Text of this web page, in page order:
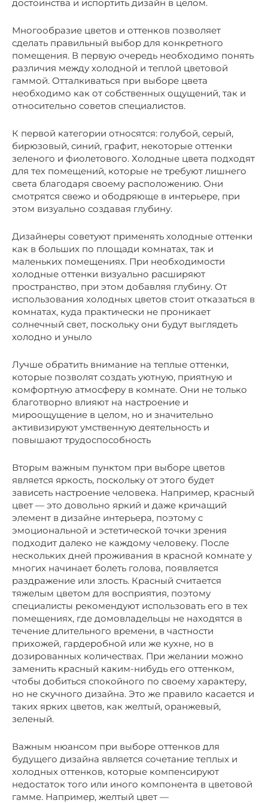
достоинства и испортить дизайн в целом.
Многообразие цветов и оттенков позволяет
сделать правильный выбор для конкретного
помещения. В первую очередь необходимо понять
различия между холодной и теплой цветовой
гаммой. Отталкиваться при выборе цвета
необходимо как от собственных ощущений, так и
относительно советов специалистов.
К первой категории относятся: голубой, серый,
бирюзовый, синий, графит, некоторые оттенки
зеленого и фиолетового. Холодные цвета подходят
для тех помещений, которые не требуют лишнего
света благодаря своему расположению. Они
смотрятся свежо и ободряюще в интерьере, при
этом визуально создавая глубину.
Дизайнеры советуют применять холодные оттенки
как в больших по площади комнатах, так и
маленьких помещениях. При необходимости
холодные оттенки визуально расширяют
пространство, при этом добавляя глубину. От
использования холодных цветов стоит отказаться в
комнатах, куда практически не проникает
солнечный свет, поскольку они будут выглядеть
холодно и уныло
Лучше обратить внимание на теплые оттенки,
которые позволят создать уютную, приятную и
комфортную атмосферу в комнате. Они не только
благотворно влияют на настроение и
мироощущение в целом, но и значительно
активизируют умственную деятельность и
повышают трудоспособность
Вторым важным пунктом при выборе цветов
является яркость, поскольку от этого будет
зависеть настроение человека. Например, красный
цвет — это довольно яркий и даже кричащий
элемент в дизайне интерьера, поэтому с
эмоциональной и эстетической точки зрения
подходит далеко не каждому человеку. После
нескольких дней проживания в красной комнате у
многих начинает болеть голова, появляется
раздражение или злость. Красный считается
тяжелым цветом для восприятия, поэтому
специалисты рекомендуют использовать его в тех
помещениях, где домовладельцы не находятся в
течение длительного времени, в частности
прихожей, гардеробной или же кухне, но в
дозированных количествах. При желании можно
заменить красный каким-нибудь его оттенком,
чтобы добиться спокойного по своему характеру,
но не скучного дизайна. Это же правило касается и
таких ярких цветов, как желтый, оранжевый,
зеленый.
Важным нюансом при выборе оттенков для
будущего дизайна является сочетание теплых и
холодных оттенков, которые компенсируют
недостаток того или иного компонента в цветовой
гамме. Например, желтый цвет —